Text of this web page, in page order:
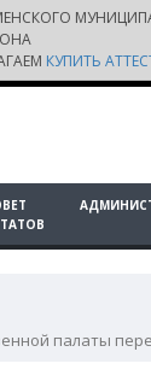
КУПИТЬ
палаты